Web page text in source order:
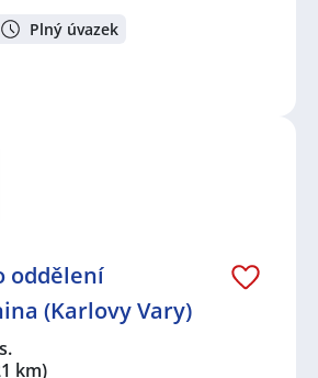
Plný úvazek
oddělení
(Karlovy Vary)
km)